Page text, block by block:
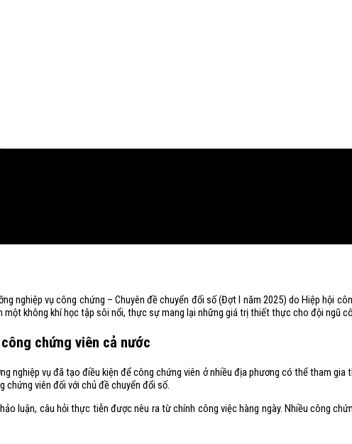
nghiệp vụ công chứng – Chuyên đề chuyển đổi số (Đợt I năm 2025) do Hiệp hội
không khí học tập sôi nổi, thực sự mang lại những giá trị thiết thực cho đội ngũ
chứng viên cả nước
nghiệp vụ đã tạo điều kiện để công chứng viên ở nhiều địa phương có thể tham
viên đối với chủ đề chuyển đổi số.
luận, câu hỏi thực tiễn được nêu ra từ chính công việc hàng ngày. Nhiều công